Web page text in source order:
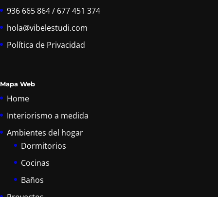
936 665 864 / 677 451 374
hola@vibelestudi.com
Política de Privacidad
Mapa Web
Home
Interiorismo a medida
Ambientes del hogar
Dormitorios
Cocinas
Baños